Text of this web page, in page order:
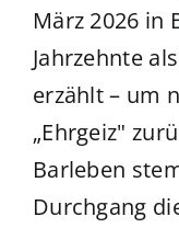
März 2026 in
Jahrzehnte
erzählt – um
„Ehrgeiz"
Barleben
Durchgang